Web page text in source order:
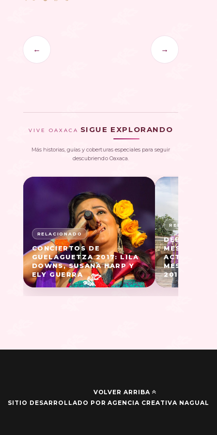
← →
VIVE OAXACA SIGUE EXPLORANDO
Más historias, guías y coberturas especiales para seguir
descubriendo Oaxaca.
CONCIERTOS DE
GUELAGUETZA 2017: LILA
DOWNS, SUSANA HARP Y
ELY GUERRA
DEBUTA EL
MESTIZO EN
MES DE LA
2017
VOLVER ARRIBA
SITIO DESARROLLADO POR AGENCIA CREATIVA NAGUAL